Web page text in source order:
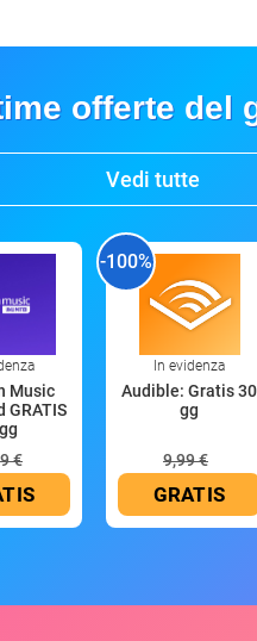
offerte del
Vedi tutte
Music
GRATIS
€
-100%
In evidenza
Audible: Gratis 30
gg
9,99 €
GRATIS